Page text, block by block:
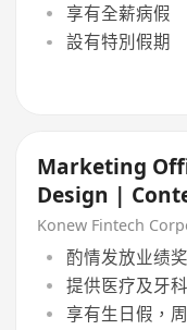
享有全薪病假
設有特別假期
Marketing
Design |
Applications)
Konew Fintech
酌情发放业绩
提供医疗及牙
享有生日假，